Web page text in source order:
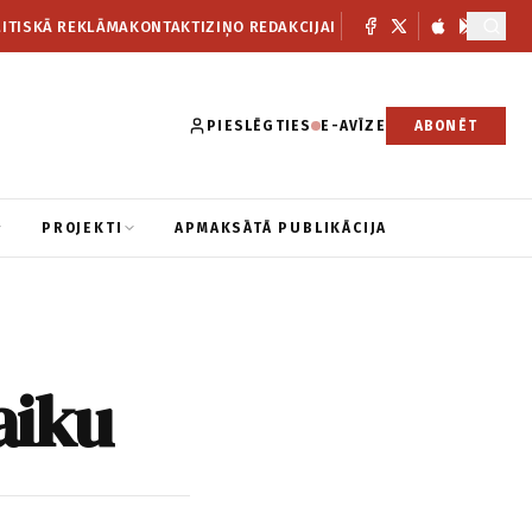
REKLĀMAKONTAKTIZIŅO REDAKCIJAI
PIESLĒGTIES E-AVĪZE ABONĒT
PROJEKTI APMAKSĀTĀ PUBLIKĀCIJA